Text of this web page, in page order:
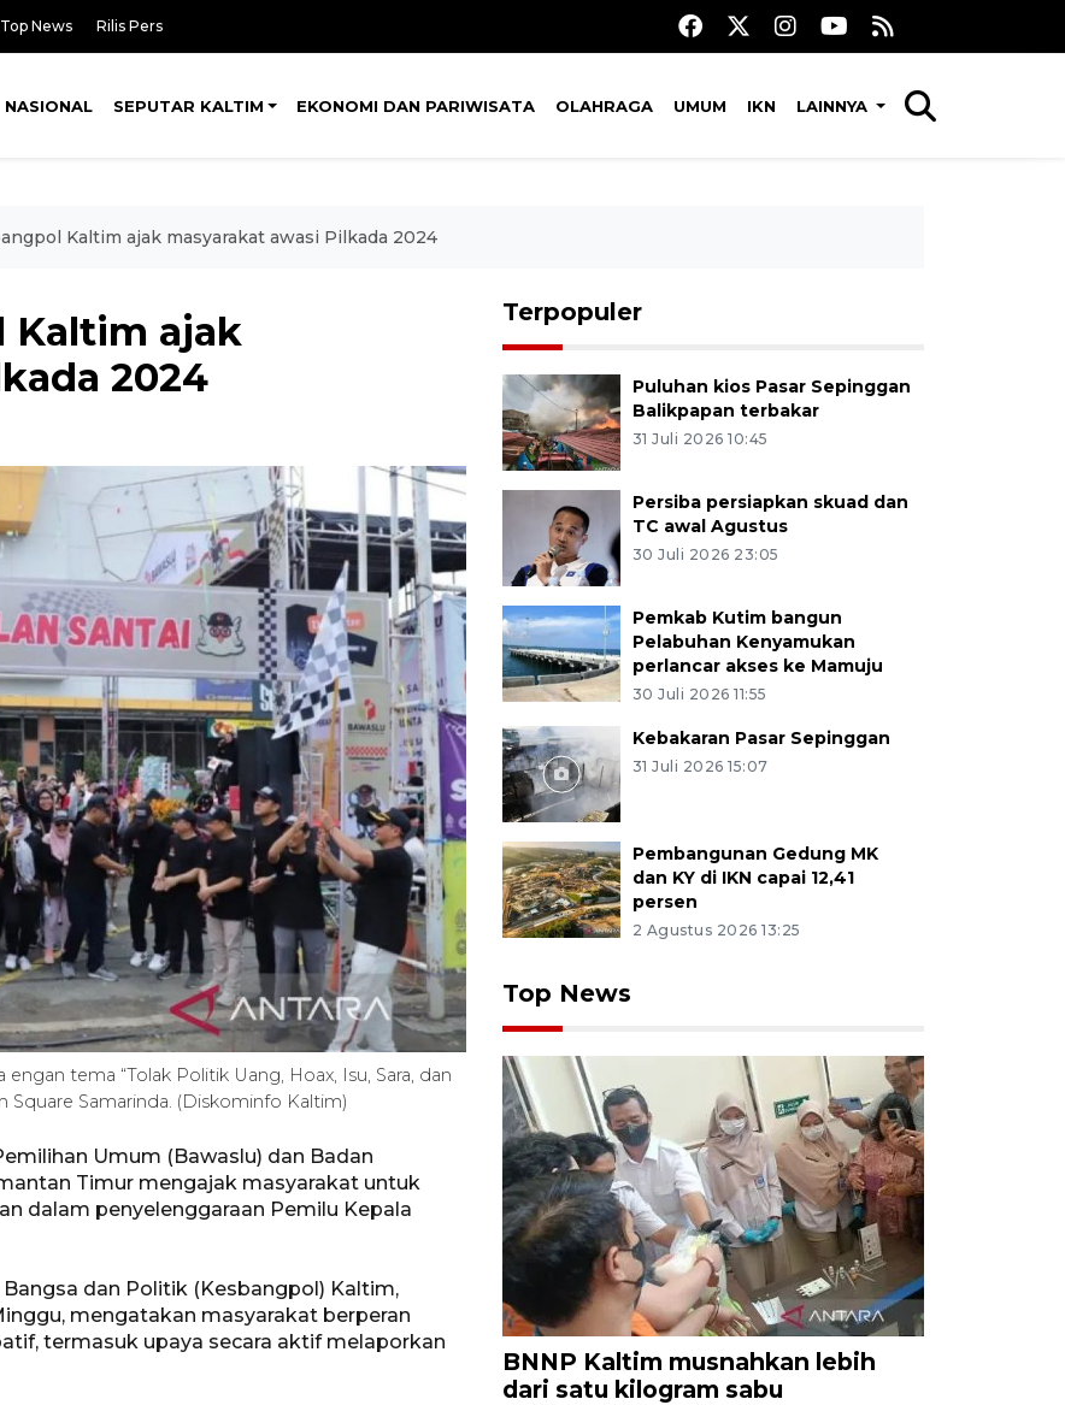
Top News Rilis Pers
NASIONAL SEPUTAR KALTIM EKONOMI DAN PARIWISATA OLAHRAGA UMUM IKN LAINNYA
Kaltim ajak masyarakat awasi Pilkada 2024
Kaltim ajak
2024
tema “Tolak Politik Uang, Hoax, Isu, Sara, dan
Square Samarinda. (Diskominfo Kaltim)
Umum (Bawaslu) dan Badan
Timur mengajak masyarakat untuk
dalam penyelenggaraan Pemilu Kepala
dan Politik (Kesbangpol) Kaltim,
mengatakan masyarakat berperan
termasuk upaya secara aktif melaporkan
Terpopuler
Puluhan kios Pasar Sepinggan
Balikpapan terbakar
31 Juli 2026 10:45
Persiba persiapkan skuad dan
TC awal Agustus
30 Juli 2026 23:05
Pemkab Kutim bangun
Pelabuhan Kenyamukan
perlancar akses ke Mamuju
30 Juli 2026 11:55
Kebakaran Pasar Sepinggan
31 Juli 2026 15:07
Pembangunan Gedung MK
dan KY di IKN capai 12,41
persen
2 Agustus 2026 13:25
Top News
BNNP Kaltim musnahkan lebih
dari satu kilogram sabu